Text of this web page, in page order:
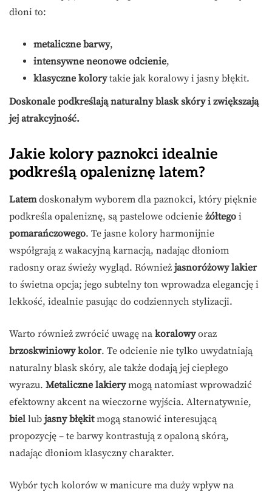
dłoni to:
metaliczne barwy,
intensywne neonowe odcienie,
klasyczne kolorytakie jak koralowy i jasny błękit.
Doskonale podkreślają naturalny blask skóry i zwiększają
jej atrakcyjność.
Jakie kolory paznokci idealnie
podkreślą opaleniznę latem?
Latemdoskonałym wyborem dla paznokci, który pięknie
podkreśla opaleniznę, są pastelowe odcienie żółtego i
pomarańczowego. Te jasne kolory harmonijnie
współgrają z wakacyjną karnacją, nadając dłoniom
radosny oraz świeży wygląd. Również jasnoróżowy lakier
to świetna opcja; jego subtelny ton wprowadza elegancję i
lekkość, idealnie pasując do codziennych stylizacji.
Warto również zwrócić uwagę na koralowyoraz
brzoskwiniowy kolor. Te odcienie nie tylko uwydatniają
naturalny blask skóry, ale także dodają jej ciepłego
wyrazu. Metaliczne lakierymogą natomiast wprowadzić
efektowny akcent na wieczorne wyjścia. Alternatywnie,
biel lub jasny błękitmogą stanowić interesującą
propozycję – te barwy kontrastują z opaloną skórą,
nadając dłoniom klasyczny charakter.
Wybór tych kolorów w manicure ma duży wpływ na